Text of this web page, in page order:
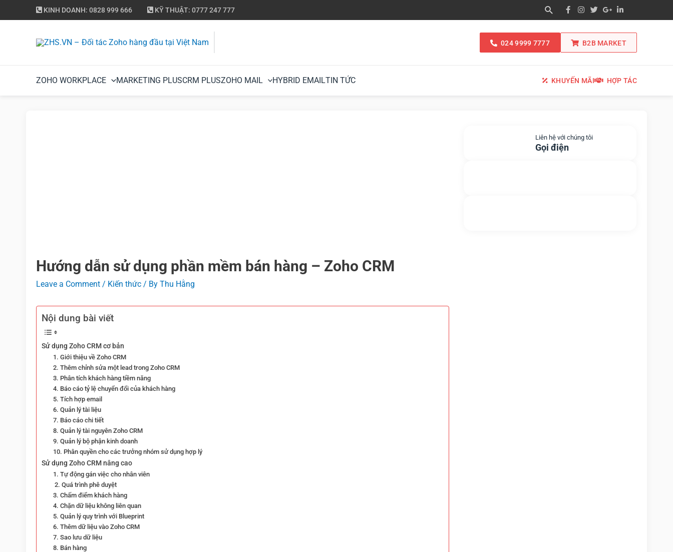
KINH DOANH: 0828 999 666 KỸ THUẬT: 0777 247 777
024 9999 7777 B2B MARKET
ZOHO WORKPLACE MARKETING PLUSCRM PLUSZOHO MAIL HYBRID EMAILTIN TỨC KHUYẾN MÃI HỢP TÁC
Hướng dẫn sử dụng phần mềm bán hàng – Zoho CRM
Leave a Comment / Kiến thức / By Thu Hằng
Nội dung bài viết
Sử dụng Zoho CRM cơ bản
1. Giới thiệu về Zoho CRM
2. Thêm chỉnh sửa một lead trong Zoho CRM
3. Phân tích khách hàng tiềm năng
4. Báo cáo tỷ lệ chuyển đổi của khách hàng
5. Tích hợp email
6. Quản lý tài liệu
7. Báo cáo chi tiết
8. Quản lý tài nguyên Zoho CRM
9. Quản lý bộ phận kinh doanh
10. Phân quyền cho các trưởng nhóm sử dụng hợp lý
Sử dụng Zoho CRM nâng cao
1. Tự động gán việc cho nhân viên
2. Quá trình phê duyệt
3. Chấm điểm khách hàng
4. Chặn dữ liệu không liên quan
5. Quản lý quy trình với Blueprint
6. Thêm dữ liệu vào Zoho CRM
7. Sao lưu dữ liệu
8. Bán hàng
Liên hệ với chúng tôi
Gọi điện